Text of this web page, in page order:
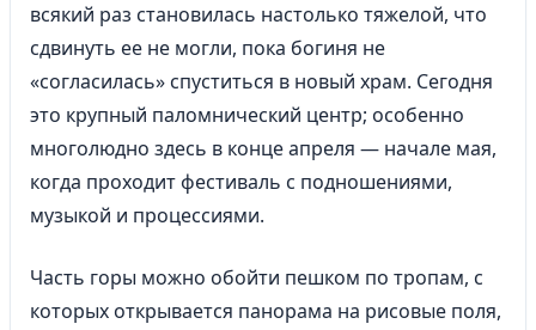
всякий раз становилась настолько тяжелой, что
сдвинуть ее не могли, пока богиня не
«согласилась» спуститься в новый храм. Сегодня
это крупный паломнический центр; особенно
многолюдно здесь в конце апреля — начале мая,
когда проходит фестиваль с подношениями,
музыкой и процессиями.
Часть горы можно обойти пешком по тропам, с
которых открывается панорама на рисовые поля,